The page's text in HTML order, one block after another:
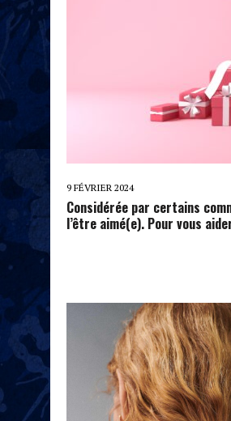
9 FÉVRIER 2024
Considérée par certains
l’être aimé(e). Pour vous